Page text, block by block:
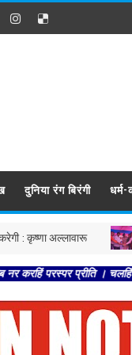
दुनिया रंग बिरंगी धर्म-
अल्लावारू बिहार
प्रीति । चलहिं